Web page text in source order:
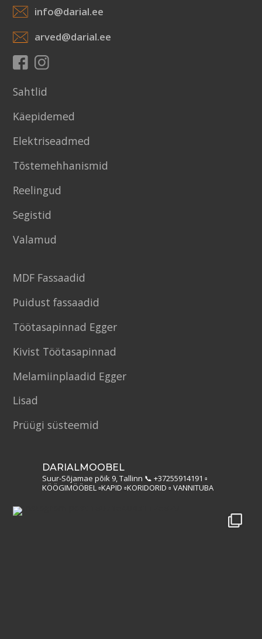
info@darial.ee
arved@darial.ee
Sahtlid
Käepidemed
Elektriseadmed
Tõstemehhanismid
Reelingud
Segistid
Valamud
MDF Fassaadid
Puidust fassaadid
Töötasapinnad Egger
Kivist Töötasapinnad
Melamiinplaadid Egger
Lisad
Prüügi süsteemid
DARIALMOOBEL
Suur-Sõjamae põik 9, Tallinn 📞 +37255914191 ▫️
KÖÖGIMÖÖBEL▫️KAPID ▫️KORIDORID ▫️ VANNITUBA